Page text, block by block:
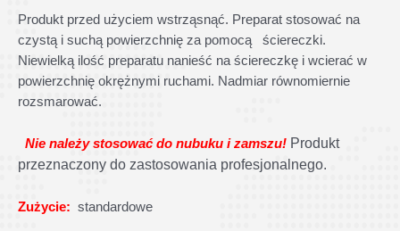
Produkt przed użyciem wstrząsnąć. Preparat stosować na
czystą i suchą powierzchnię za pomocą ściereczki.
Niewielką ilość preparatu nanieść na ściereczkę i wcierać w
powierzchnię okrężnymi ruchami. Nadmiar równomiernie
rozsmarować.
Nie należy stosować do nubuku i zamszu! Produkt
przeznaczony do zastosowania profesjonalnego.
Zużycie: standardowe